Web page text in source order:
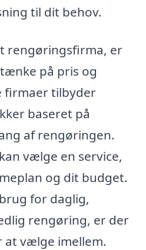
til dit behov.
rengøringsfirma, er
på pris og
firmaer tilbyder
baseret på
af rengøringen.
vælge en service,
og dit budget.
for daglig,
rengøring, er der
at vælge imellem.